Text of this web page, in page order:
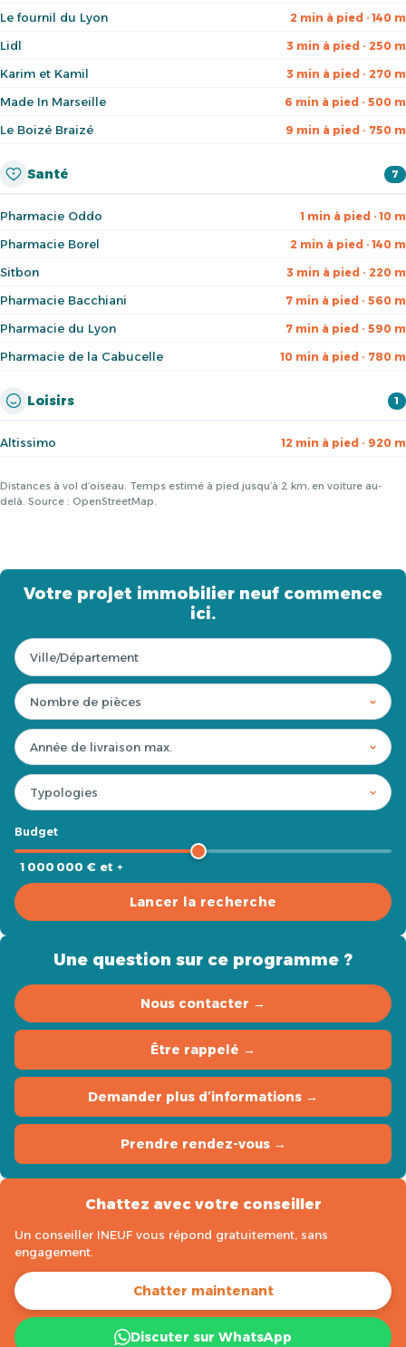
Le fournil du Lyon 2 min à pied · 140 m
Lidl 3 min à pied · 250 m
Karim et Kamil 3 min à pied · 270 m
Made In Marseille 6 min à pied · 500 m
Le Boizé Braizé 9 min à pied · 750 m
Santé 7
Pharmacie Oddo 1 min à pied · 10 m
Pharmacie Borel 2 min à pied · 140 m
Sitbon 3 min à pied · 220 m
Pharmacie Bacchiani 7 min à pied · 560 m
Pharmacie du Lyon 7 min à pied · 590 m
Pharmacie de la Cabucelle 10 min à pied · 780 m
Loisirs 1
Altissimo 12 min à pied · 920 m
Distances à vol d’oiseau. Temps estimé à pied jusqu’à 2 km, en voiture au-
delà. Source : OpenStreetMap.
Votre projet immobilier neuf commence
ici.
Budget
1 000 000 € et +
Lancer la recherche
Une question sur ce programme ?
Nous contacter →
Être rappelé →
Demander plus d’informations →
Prendre rendez-vous →
Chattez avec votre conseiller
Un conseiller INEUF vous répond gratuitement, sans
engagement.
Chatter maintenant
Discuter sur WhatsApp